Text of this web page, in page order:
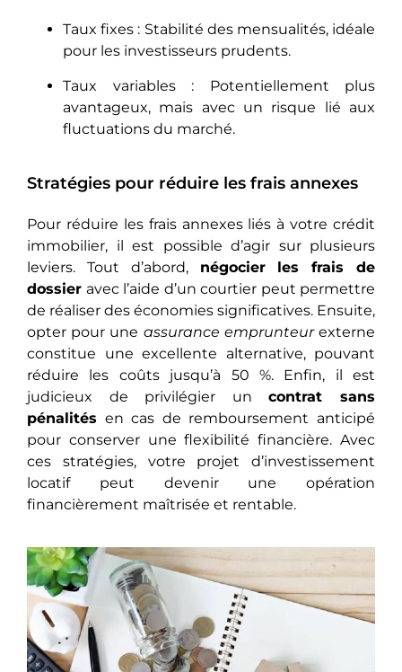
Taux fixes : Stabilité des mensualités, idéale
pour les investisseurs prudents.
Taux variables : Potentiellement plus
avantageux, mais avec un risque lié aux
fluctuations du marché.
Stratégies pour réduire les frais annexes
Pour réduire les frais annexes liés à votre crédit
immobilier, il est possible d’agir sur plusieurs
leviers. Tout d’abord, négocier les frais de
dossier avec l’aide d’un courtier peut permettre
de réaliser des économies significatives. Ensuite,
opter pour une assurance emprunteurexterne
constitue une excellente alternative, pouvant
réduire les coûts jusqu’à 50 %. Enfin, il est
judicieux de privilégier uncontrat sans
pénalités en cas de remboursement anticipé
pour conserver une flexibilité financière. Avec
ces stratégies, votre projet d’investissement
locatif peut devenir une opération
financièrement maîtrisée et rentable.